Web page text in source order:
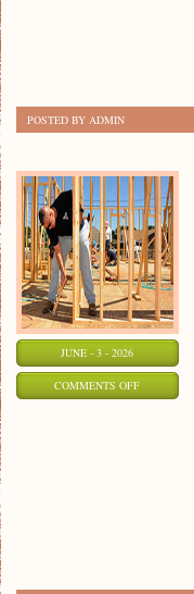
POSTED BY ADMIN
JUNE - 3 - 2026
COMMENTS OFFON